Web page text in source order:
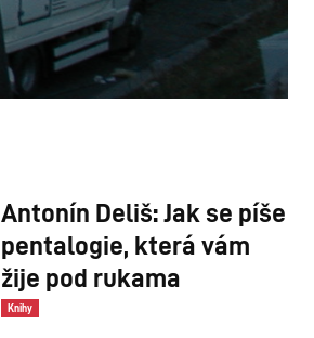
Antonín Deliš: Jak se píše
pentalogie, která vám
žije pod rukama
Knihy